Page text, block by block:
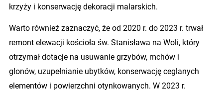
krzyży i konserwację dekoracji malarskich.
Warto również zaznaczyć, że od 2020 r. do 2023 r. trwał
remont elewacji kościoła św. Stanisława na Woli, który
otrzymał dotacje na usuwanie grzybów, mchów i
glonów, uzupełnianie ubytków, konserwację ceglanych
elementów i powierzchni otynkowanych. W 2023 r.